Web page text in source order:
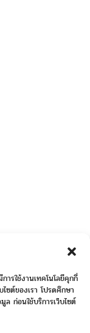
รใช้งานเทคโนโลยีคุกกี้
ซต์ของเรา โปรดศึกษา
ล ก่อนใช้บริการเว็บไซต์